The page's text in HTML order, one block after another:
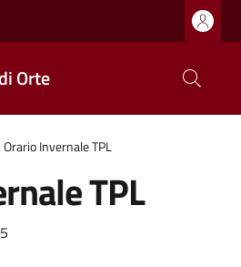
Orte
Orario Invernale TPL
TPL